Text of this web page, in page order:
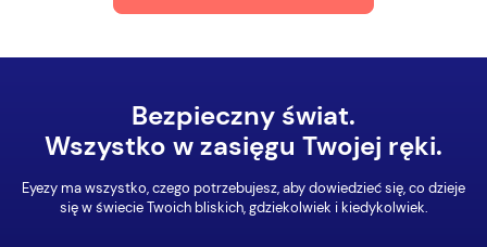
Bezpieczny świat.
Wszystko w zasięgu Twojej ręki.
Eyezy ma wszystko, czego potrzebujesz, aby dowiedzieć się, co dzieje
się w świecie Twoich bliskich, gdziekolwiek i kiedykolwiek.